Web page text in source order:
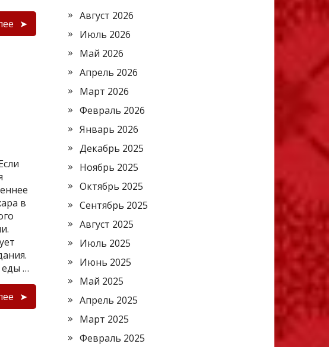
в
еды …
Август 2026
Июль 2026
Май 2026
Апрель 2026
Март 2026
Февраль 2026
Январь 2026
Декабрь 2025
Ноябрь 2025
Октябрь 2025
Сентябрь 2025
Август 2025
Июль 2025
Июнь 2025
Май 2025
Апрель 2025
Март 2025
Февраль 2025